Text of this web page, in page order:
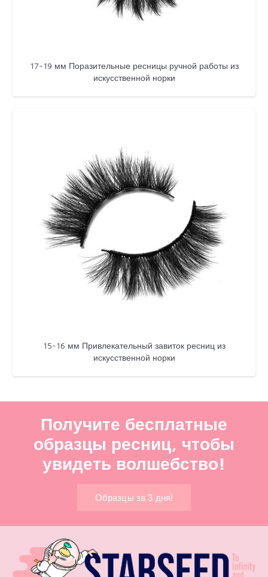
17-19 мм Поразительные ресницы ручной работы из
искусственной норки
15-16 мм Привлекательный завиток ресниц из
искусственной норки
Получите бесплатные
образцы ресниц, чтобы
увидеть волшебство!
Образцы за 3 дня!